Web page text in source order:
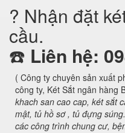
? Nhận đặt
cầu.
☎️ Liên hệ:
( Công ty chuyên sản xuất
công ty, Két Sắt ngân hàng
khach san cao cap, két sắt
mật, tủ hồ sơ , tủ đựng
các công trình chung cư,